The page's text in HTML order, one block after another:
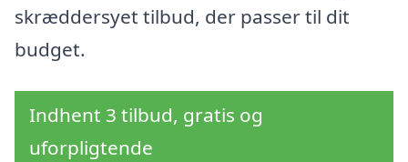
skræddersyet tilbud, der passer til dit
budget.
Indhent 3 tilbud, gratis og
uforpligtende